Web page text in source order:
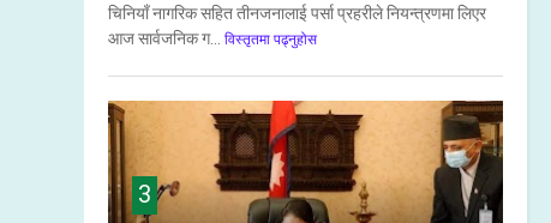
चिनियाँ नागरिक सहित तीनजनालाई पर्सा प्रहरीले नियन्त्रणमा लिएर
आज सार्वजनिक ग...
विस्तृतमा पढ्नुहोस
3